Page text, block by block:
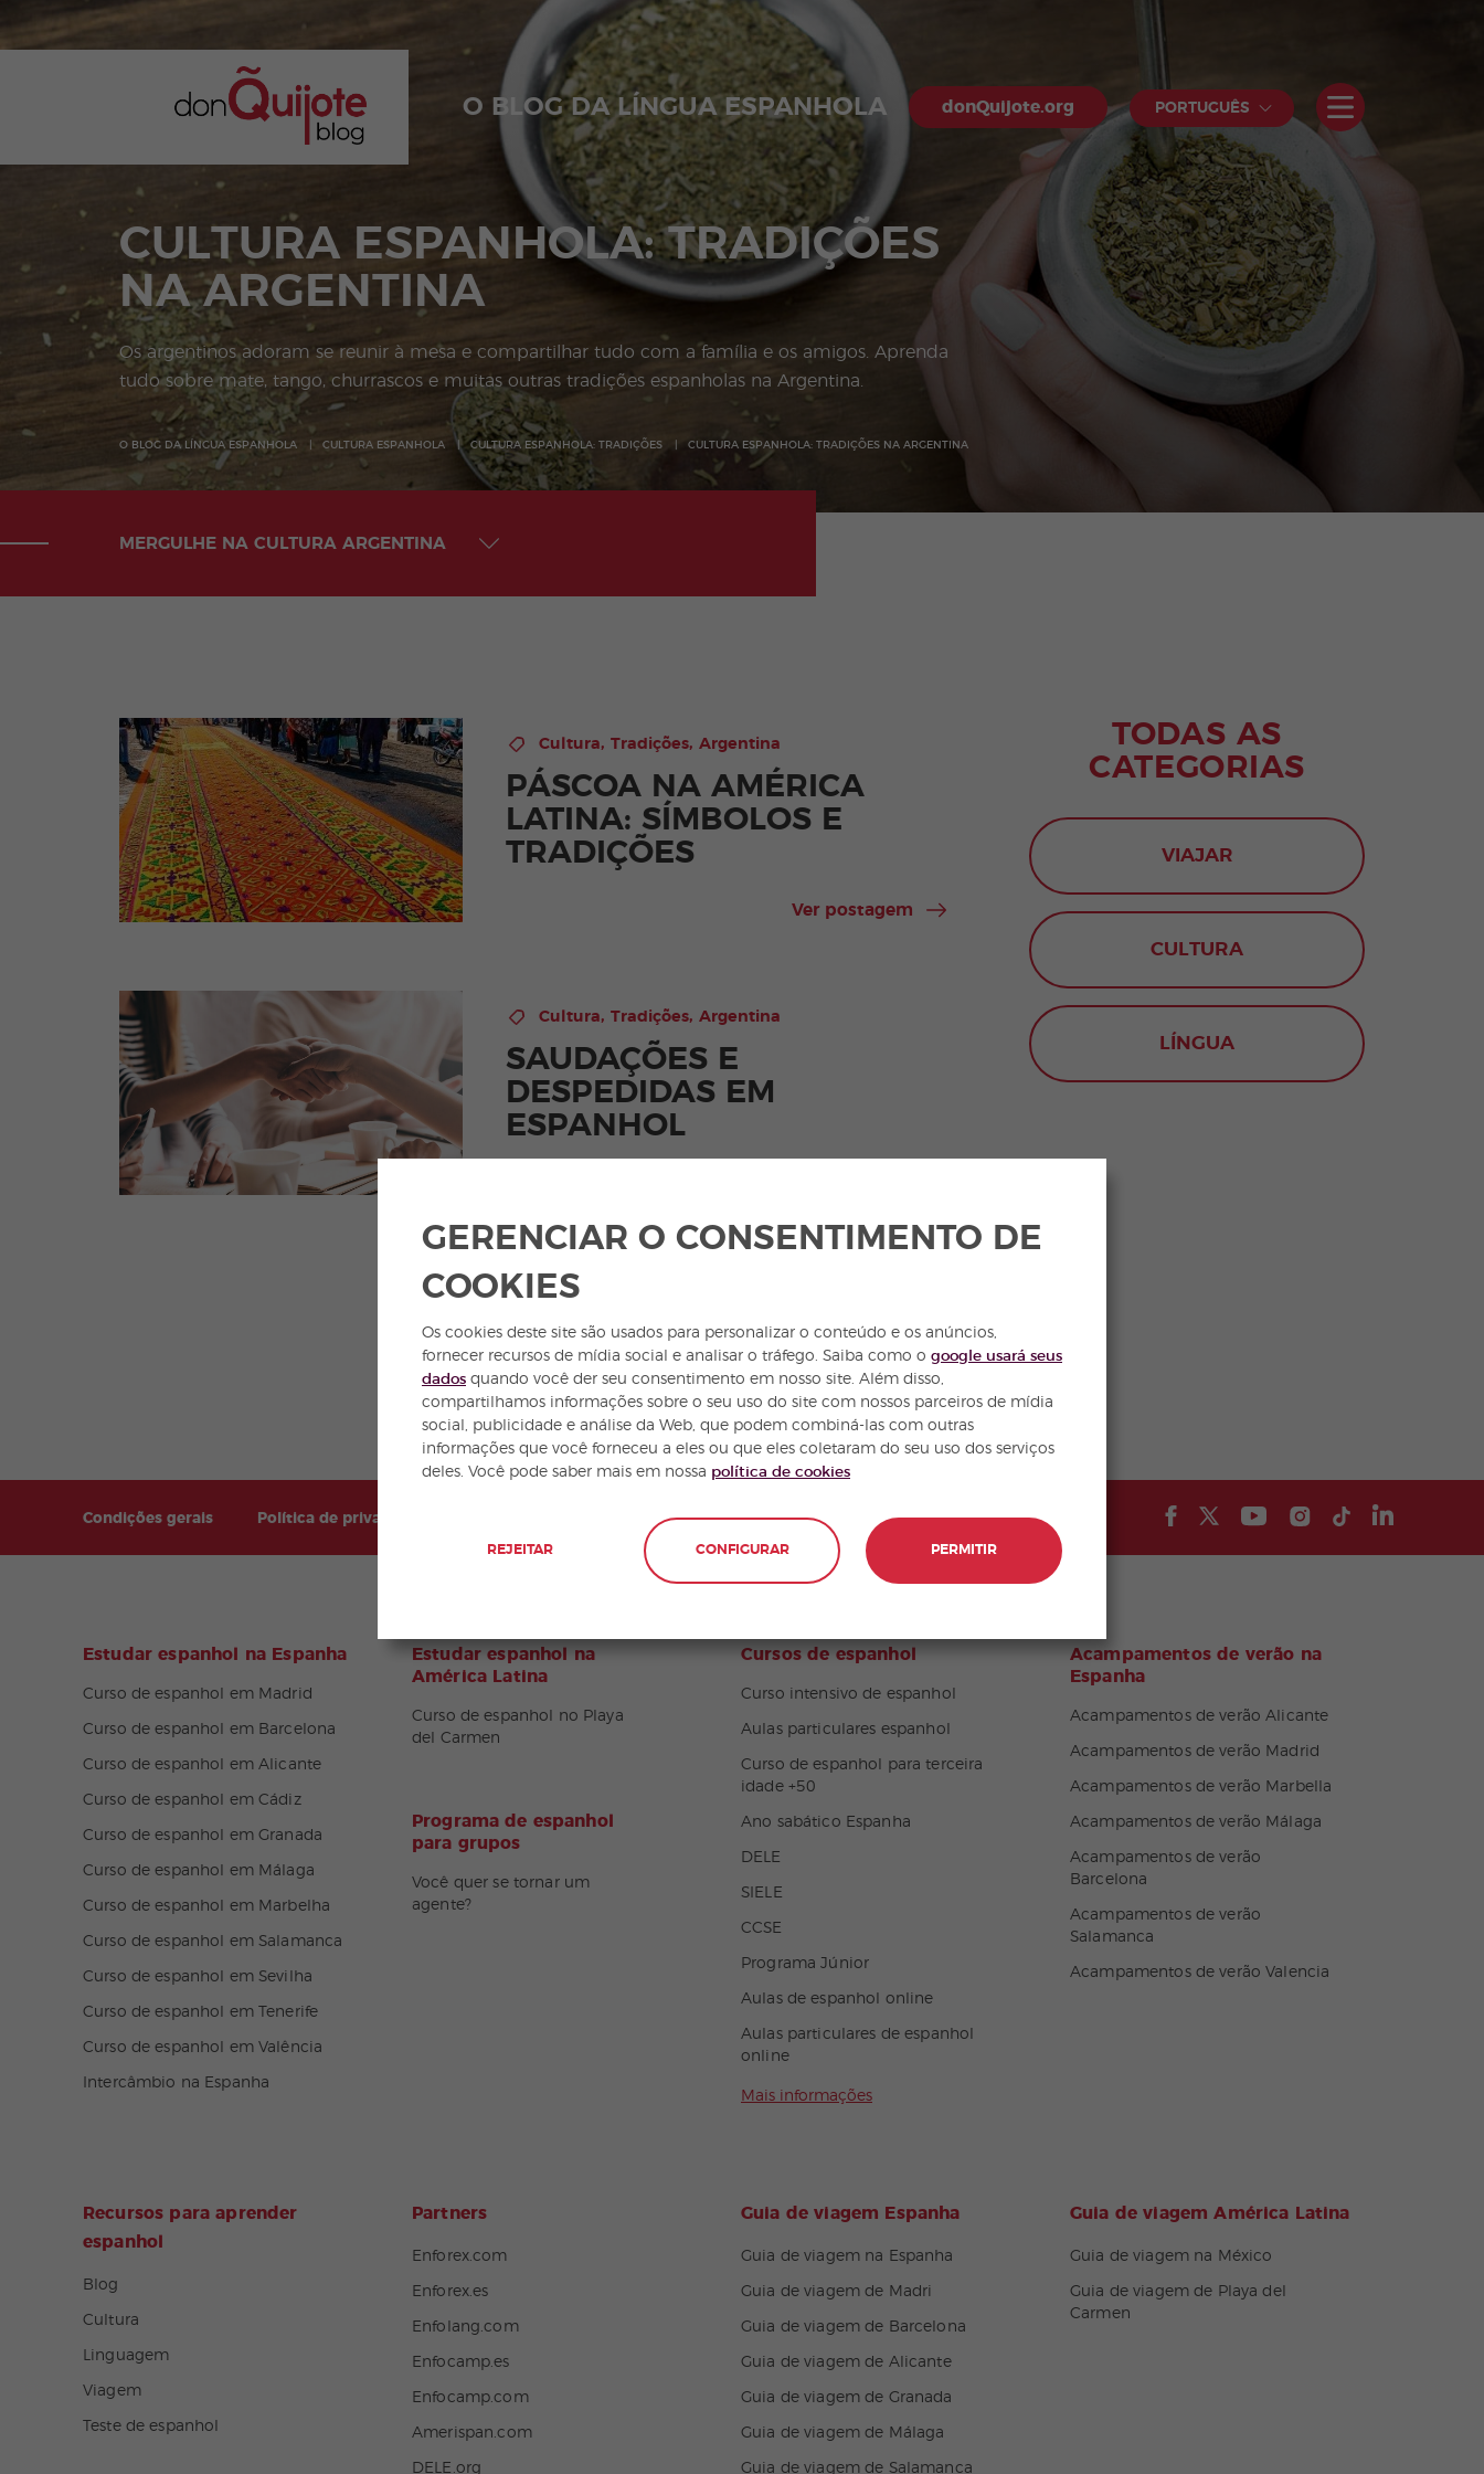
O BLOG DA LÍNGUA ESPANHOLA donQuijote.org PORTUGUÊS
CULTURA ESPANHOLA: TRADIÇÕES
NA ARGENTINA
Os argentinos adoram se reunir à mesa e compartilhar tudo com a família e os amigos. Aprenda
tudo sobre mate, tango, churrascos e muitas outras tradições espanholas na Argentina.
O BLOG DA LÍNGUA ESPANHOLA CULTURA ESPANHOLA CULTURA ESPANHOLA: TRADIÇÕES CULTURA ESPANHOLA: TRADIÇÕES NA ARGENTINA
MERGULHE NA CULTURA ARGENTINA
Cultura, Tradições, Argentina
PÁSCOA NA AMÉRICA
LATINA: SÍMBOLOS E
TRADIÇÕES
Ver postagem
Cultura, Tradições, Argentina
SAUDAÇÕES E
DESPEDIDAS EM
ESPANHOL
alguém na Espanha. Devem dar um beijo na
TODAS AS
CATEGORIAS
VIAJAR
CULTURA
LÍNGUA
Condições gerais Política de privacidade
Estudar espanhol na Espanha
Curso de espanhol em Madrid
Curso de espanhol em Barcelona
Curso de espanhol em Alicante
Curso de espanhol em Cádiz
Curso de espanhol em Granada
Curso de espanhol em Málaga
Curso de espanhol em Marbelha
Curso de espanhol em Salamanca
Curso de espanhol em Sevilha
Curso de espanhol em Tenerife
Curso de espanhol em Valência
Intercâmbio na Espanha
Estudar espanhol na
América Latina
Curso de espanhol no Playa
del Carmen
Programa de espanhol
para grupos
Você quer se tornar um
agente?
Cursos de espanhol
Curso intensivo de espanhol
Aulas particulares espanhol
Curso de espanhol para terceira
idade +50
Ano sabático Espanha
DELE
SIELE
CCSE
Programa Júnior
Aulas de espanhol online
Aulas particulares de espanhol
online
Mais informações
Acampamentos de verão na
Espanha
Acampamentos de verão Alicante
Acampamentos de verão Madrid
Acampamentos de verão Marbella
Acampamentos de verão Málaga
Acampamentos de verão
Barcelona
Acampamentos de verão
Salamanca
Acampamentos de verão Valencia
Recursos para aprender
espanhol
Blog
Cultura
Linguagem
Viagem
Teste de espanhol
Partners
Enforex.com
Enforex.es
Enfolang.com
Enfocamp.es
Enfocamp.com
Amerispan.com
DELE.org
Guia de viagem Espanha
Guia de viagem na Espanha
Guia de viagem de Madri
Guia de viagem de Barcelona
Guia de viagem de Alicante
Guia de viagem de Granada
Guia de viagem de Málaga
Guia de viagem de Salamanca
Guia de viagem América Latina
Guia de viagem na México
Guia de viagem de Playa del
Carmen
GERENCIAR O CONSENTIMENTO DE
COOKIES
Os cookies deste site são usados para personalizar o conteúdo e os anúncios,
fornecer recursos de mídia social e analisar o tráfego. Saiba como o google usará seus
dados quando você der seu consentimento em nosso site. Além disso,
compartilhamos informações sobre o seu uso do site com nossos parceiros de mídia
social, publicidade e análise da Web, que podem combiná-las com outras
informações que você forneceu a eles ou que eles coletaram do seu uso dos serviços
deles. Você pode saber mais em nossa política de cookies
REJEITAR CONFIGURAR PERMITIR